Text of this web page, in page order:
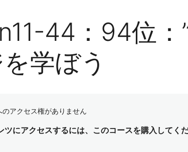
44：94位
学ぼう
のアクセス権がありません
ツにアクセスするには、このコースを購入してく